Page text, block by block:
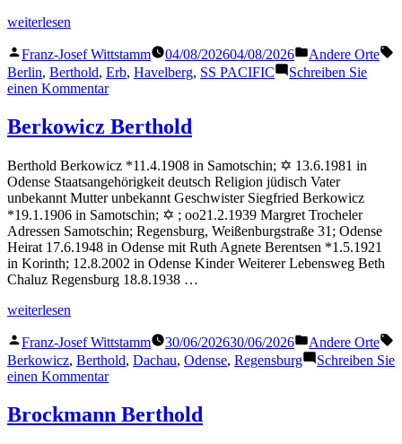
„Erb
weiterlesen
Veröffentlicht
von
Franz-Josef Wittstamm 04/08/202604/08/2026
Veröffentlicht
in
Andere Orte
Berlin, Berthold, Erb, Havelberg, SS PACIFIC
Schreiben Sie
einen Kommentarzu
Berthold
Berkowicz Berthold
Berthold Berkowicz *11.4.1908 in Samotschin; ✡ 13.6.1981 in
Odense Staatsangehörigkeit deutsch Religion jüdisch Vater
unbekannt Mutter unbekannt Geschwister Siegfried Berkowicz
*19.1.1906 in Samotschin; ✡ ; oo21.2.1939 Margret Trocheler
Adressen Samotschin; Regensburg, Weißenburgstraße 31; Odense
Heirat 17.6.1948 in Odense mit Ruth Agnete Berentsen *1.5.1921
in Korinth; 12.8.2002 in Odense Kinder Weiterer Lebensweg Beth
Chaluz Regensburg 18.8.1938 …
„Berkowicz
weiterlesen
Veröffentlicht
von
Franz-Josef Wittstamm 30/06/202630/06/2026
Veröffentlicht
in
Andere Orte
Berkowicz, Berthold, Dachau, Odense, Regensburg
Schreiben Sie
einen Kommentarzu
Berthold
Brockmann Berthold